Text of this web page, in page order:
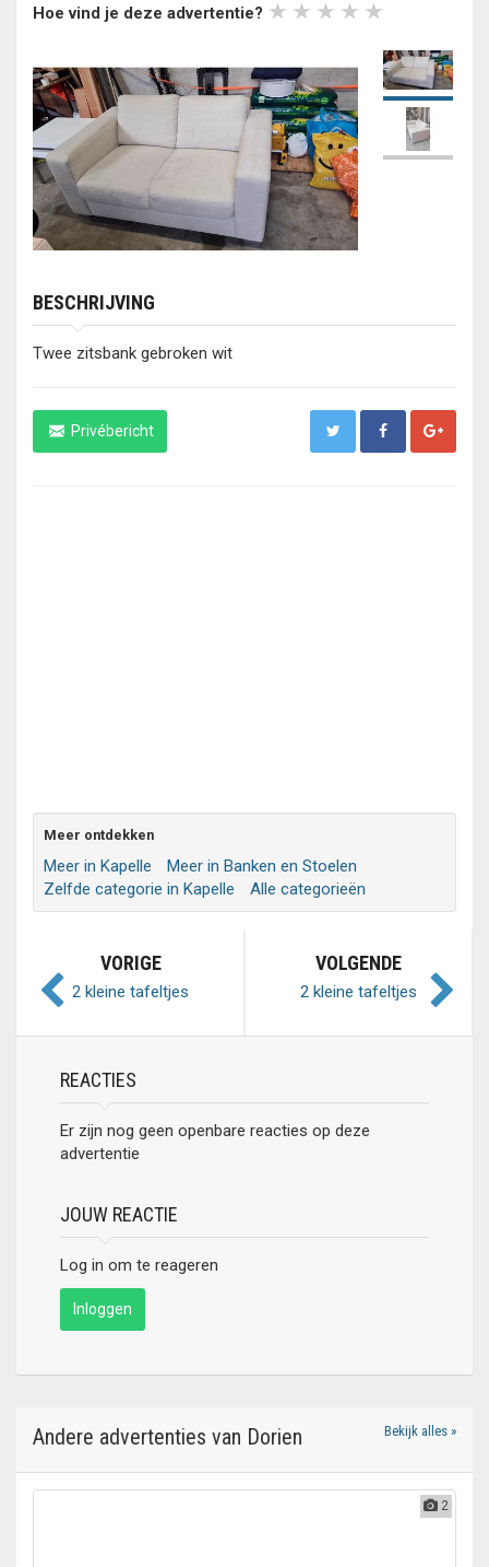
Hoe vind je deze advertentie?
BESCHRIJVING
Twee zitsbank gebroken wit
Privébericht
Meer ontdekken
Meer in Kapelle
Meer in Banken en Stoelen
Zelfde categorie in Kapelle
Alle categorieën
VORIGE
2 kleine tafeltjes
VOLGENDE
2 kleine tafeltjes
REACTIES
Er zijn nog geen openbare reacties op deze
advertentie
JOUW REACTIE
Log in om te reageren
Inloggen
Andere advertenties van Dorien Bekijk alles »
2